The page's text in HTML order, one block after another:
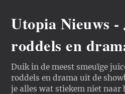
Utopia Nieuws -
roddels en
Duik in de meest smeuïge
roddels en drama uit de
je alles wat stiekem niet naar